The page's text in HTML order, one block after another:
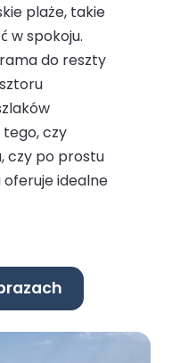
plaże, takie
w spokoju.
do reszty
czy
czy po prostu
idealne